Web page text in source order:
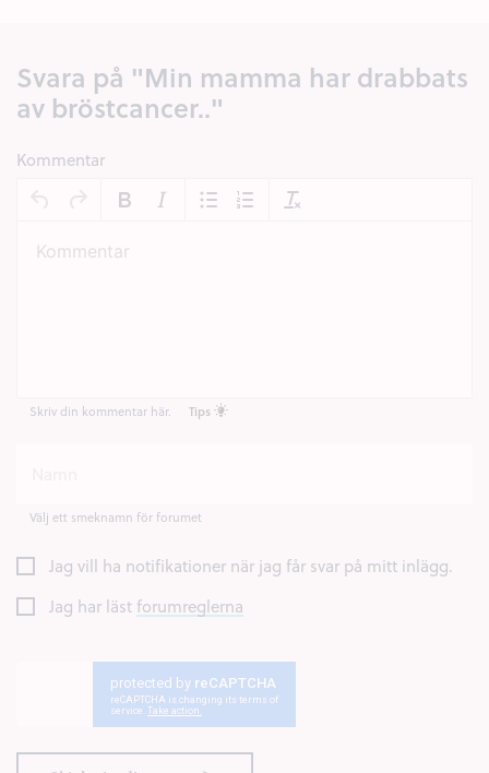
Svara på "Min mamma har drabbats
av bröstcancer.."
Kommentar
Skriv din kommentar här. Tips
Välj ett smeknamn för forumet
Jag vill ha notifikationer när jag får svar på mitt inlägg.
Jag har läst forumreglerna